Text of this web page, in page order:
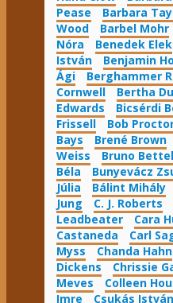
Pease
Barbara
Wood
Barbel Mohr
Nóra
Benedek Elek
István
Benjamin
Ági
Berghammer
Cornwell
Bertha
Edwards
Bicsérdi
Frissell
Bob
Bays
Brené Brown
Weiss
Bruno
Béla
Bunyevácz
Júlia
Bálint Mihály
Jung
C. J. Roberts
Leadbeater
Cara
Castaneda
Carl
Myss
Chanda Hahn
Dickens
Chrissie
Meves
Colleen
Imre
Csukás István